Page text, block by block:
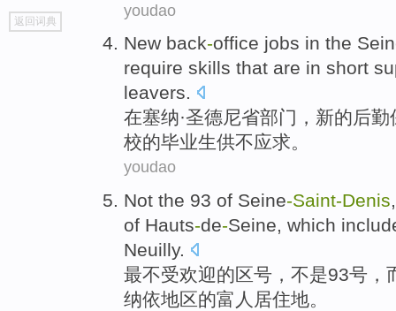
go
top
返回词典
youdao
New back-office jobs in the
require skills that are in short
leavers.
在塞纳·圣德尼省部门 ， 新的后勤
校的毕业生供不应求。
youdao
Not the 93 of Seine-Saint-Denis
of Hauts-de-Seine, which
Neuilly.
最不受欢迎的区号 ，不是93号，
纳依地区的富人 居住地。